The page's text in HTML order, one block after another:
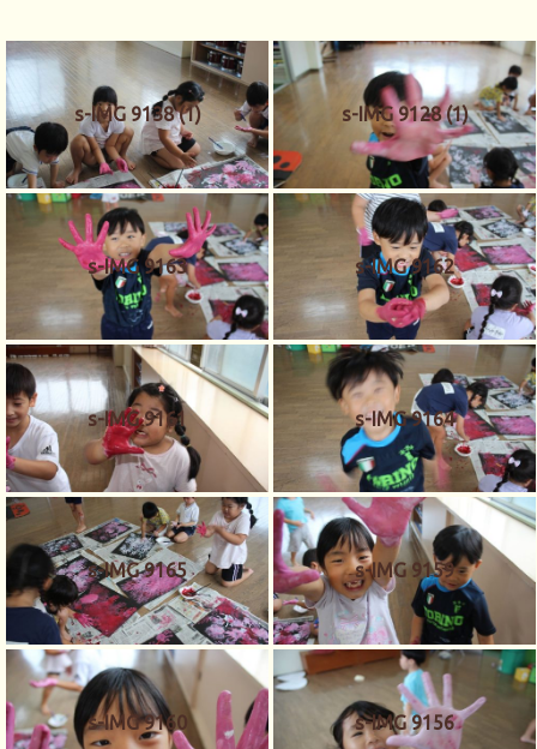
s-IMG 9138 (1) s-IMG 9128 (1)
s-IMG 9163 s-IMG 9162
s-IMG 9161 s-IMG 9164
s-IMG 9165 s-IMG 9159
s-IMG 9160 s-IMG 9156